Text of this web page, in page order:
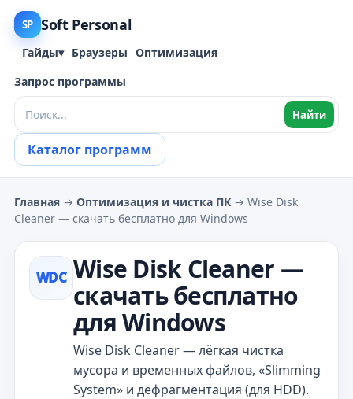
SP Soft Personal
Гайды▾ Браузеры Оптимизация
Запрос программы
Найти
Каталог программ
Главная → Оптимизация и чистка ПК → Wise Disk
Cleaner — скачать бесплатно для Windows
WDC Wise Disk Cleaner —
скачать бесплатно
для Windows
Wise Disk Cleaner — лёгкая чистка
мусора и временных файлов, «Slimming
System» и дефрагментация (для HDD).